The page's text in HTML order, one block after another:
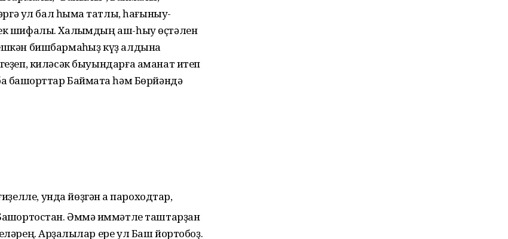
ул бал һымаҡ татлы, һағыныу-
шифалы. Халҡымдың аш-һыу өҫтәлен
бишбармаҡһыҙ күҙ алдына
киләсәк быуындарға аманат итеп
башҡорттар Баймаҡта һәм Бөрйәндә
унда йөҙгән аҡ пароходтар,
Әммә ҡиммәтле таштарҙан
Арҙаҡлылар ере ул Баш йортобоҙ.